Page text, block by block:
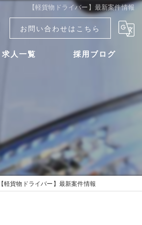
【軽貨物ドライバー】最新案件情報
お問い合わせはこちら
求人一覧 採用ブログ
【軽貨物ドライバー】最新案件情報